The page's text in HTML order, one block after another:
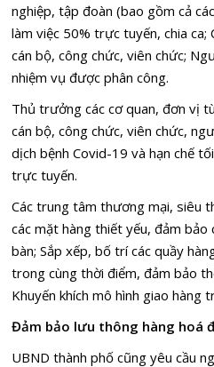
nghiệp, tập đoàn (bao gồm cả
làm việc 50% trực tuyến, chia
cán bộ, công chức, viên chức;
nhiệm vụ được phân công.
Thủ trưởng các cơ quan, đơn vị
cán bộ, công chức, viên chức,
dịch bệnh Covid-19 và hạn chế
trực tuyến.
Các trung tâm thương mại, siêu
các mặt hàng thiết yếu, đảm bảo
bàn; Sắp xếp, bố trí các quầy
trong cùng thời điểm, đảm bảo
Khuyến khích mô hình giao hàng
Đảm bảo lưu thông hàng hoá
UBND thành phố cũng yêu cầu